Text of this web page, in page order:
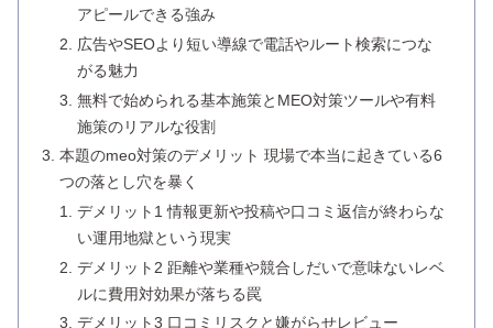
アピールできる強み
広告やSEOより短い導線で電話やルート検索につな
がる魅力
無料で始められる基本施策とMEO対策ツールや有料
施策のリアルな役割
本題のmeo対策のデメリット 現場で本当に起きている6
つの落とし穴を暴く
デメリット1 情報更新や投稿や口コミ返信が終わらな
い運用地獄という現実
デメリット2 距離や業種や競合しだいで意味ないレベ
ルに費用対効果が落ちる罠
デメリット3 口コミリスクと嫌がらせレビュー